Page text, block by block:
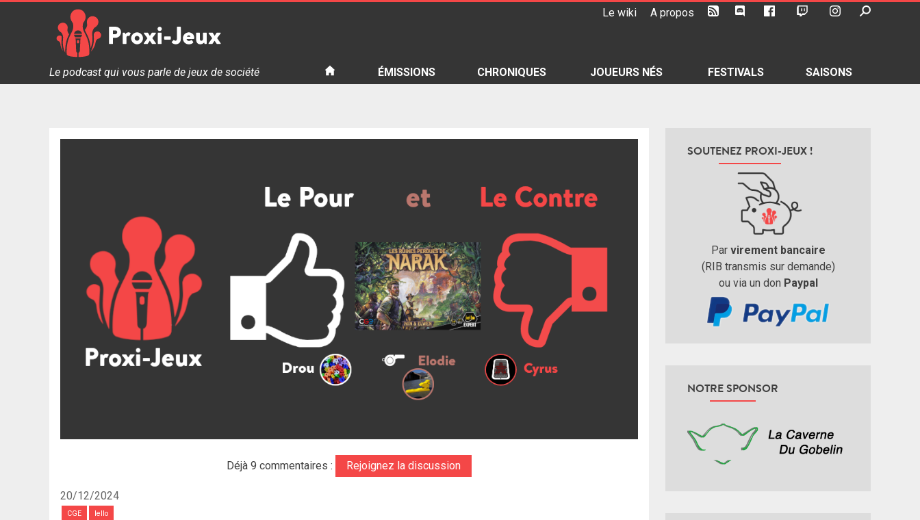
Le wiki A propos
Proxi Jeux - Le podcast qui vous parle de jeux de société
Le podcast qui vous parle de jeux de société ÉMISSIONS CHRONIQUES JOUEURS NÉS FESTIVALS SAISONS
Déjà 9 commentaires : Rejoignez la discussion
20/12/2024
CGE Iello
SOUTENEZ PROXI-JEUX !
Par virement bancaire
(RIB transmis sur demande)
ou via un don Paypal
NOTRE SPONSOR